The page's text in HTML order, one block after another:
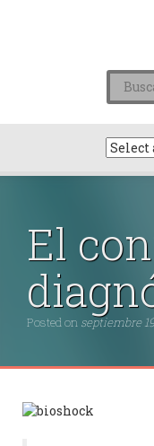
El
Posted on septiembre